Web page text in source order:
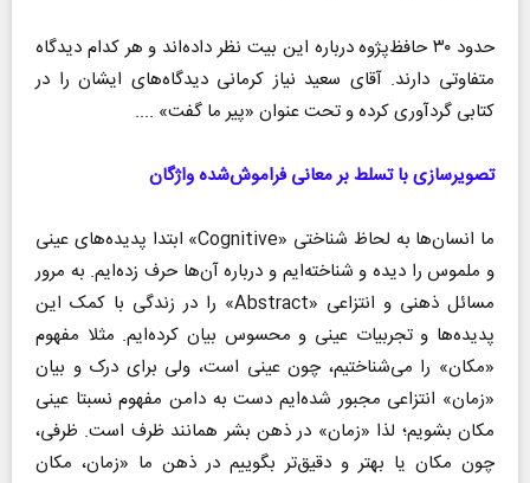
حدود ۳۰ حافظ‌پژوه درباره این بیت نظر داده‌اند و هر کدام دیدگاه
متفاوتی دارند. آقای سعید نیاز کرمانی دیدگاه‌های ایشان را در
کتابی گردآوری کرده و تحت عنوان «پیر ما گفت» ....
تصویرسازی با تسلط بر معانی فراموش‌شده واژگان
ما انسان‌ها به لحاظ شناختی «Cognitive» ابتدا پدیده‌های عینی
و ملموس را دیده و شناخته‌ایم و درباره آن‌ها حرف زده‌ایم. به مرور
مسائل ذهنی و انتزاعی «Abstract» را در زندگی با کمک این
پدیده‌ها و تجربیات عینی و محسوس بیان کرده‌ایم. مثلا مفهوم
«مکان» را می‌شناختیم، چون عینی است، ولی برای درک و بیان
«زمان» انتزاعی مجبور شده‌ایم دست به دامن مفهوم نسبتا عینی
مکان بشویم؛ لذا «زمان» در ذهن بشر همانند ظرف است. ظرفی،
چون مکان یا بهتر و دقیق‌تر بگوییم در ذهن ما «زمان، مکان